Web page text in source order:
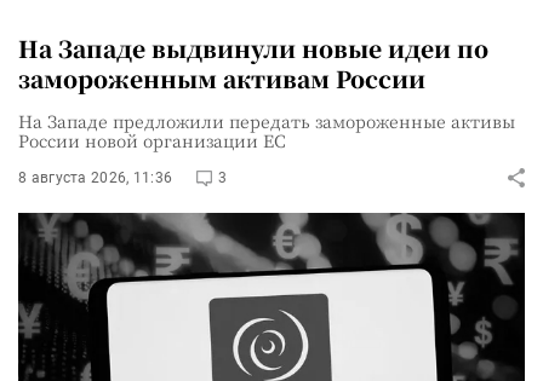
На Западе выдвинули новые идеи по
замороженным активам России
На Западе предложили передать замороженные активы
России новой организации ЕС
8 августа 2026, 11:36 3